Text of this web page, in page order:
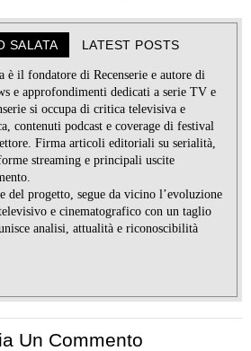
SALATA LATEST POSTS
è il fondatore di Recenserie e autore di
e approfondimenti dedicati a serie TV e
si occupa di critica televisiva e
contenuti podcast e coverage di festival
Firma articoli editoriali su serialità,
streaming e principali uscite
del progetto, segue da vicino l’evoluzione
e cinematografico con un taglio
analisi, attualità e riconoscibilità
Un Commento